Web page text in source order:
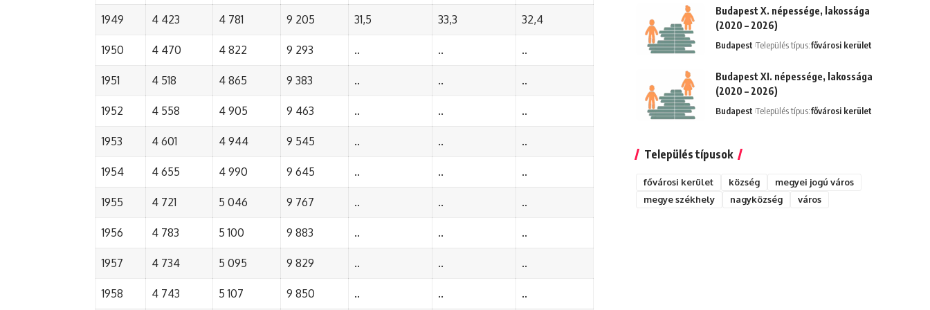
1949 4 423 4 781 9 205 31,5 33,3 32,4
1950 4 470 4 822 9 293 .. .. ..
1951 4 518 4 865 9 383 .. .. ..
1952 4 558 4 905 9 463 .. .. ..
1953 4 601 4 944 9 545 .. .. ..
1954 4 655 4 990 9 645 .. .. ..
1955 4 721 5 046 9 767 .. .. ..
1956 4 783 5 100 9 883 .. .. ..
1957 4 734 5 095 9 829 .. .. ..
1958 4 743 5 107 9 850 .. .. ..
Budapest X. népessége, lakossága
(2020 – 2026)
Budapest Település típus:fővárosi kerület
Budapest XI. népessége, lakossága
(2020 – 2026)
Budapest Település típus:fővárosi kerület
Település típusok
fővárosi kerület község
megyei jogú város
megye székhely
nagyközség város